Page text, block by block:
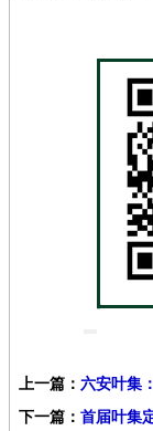
上一篇： 六安叶集
下一篇： 首届叶集